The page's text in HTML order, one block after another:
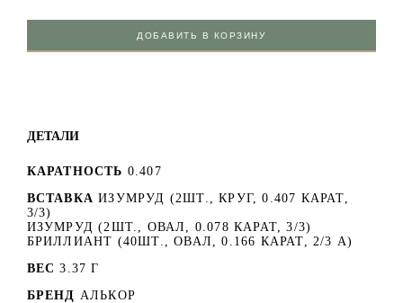
ДОБАВИТЬ В КОРЗИНУ
ДЕТАЛИ
КАРАТНОСТЬ 0.407
ВСТАВКА ИЗУМРУД (2ШТ., КРУГ, 0.407 КАРАТ,
3/3)
ИЗУМРУД (2ШТ., ОВАЛ, 0.078 КАРАТ, 3/3)
БРИЛЛИАНТ (40ШТ., ОВАЛ, 0.166 КАРАТ, 2/3 А)
ВЕС 3.37 Г
БРЕНД АЛЬКОР